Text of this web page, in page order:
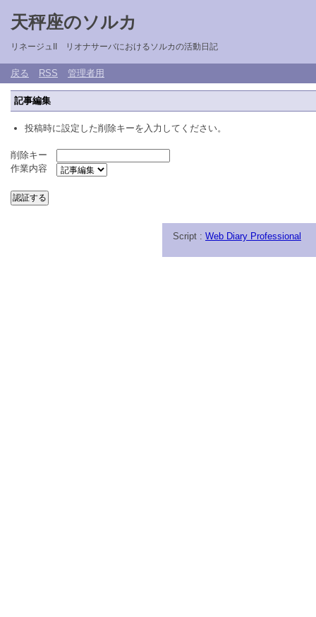
天秤座のソルカ
リネージュII リオナサーバにおけるソルカの活動日記
戻る RSS 管理者用
記事編集
投稿時に設定した削除キーを入力してください。
削除キー
作業内容
Script : Web Diary Professional